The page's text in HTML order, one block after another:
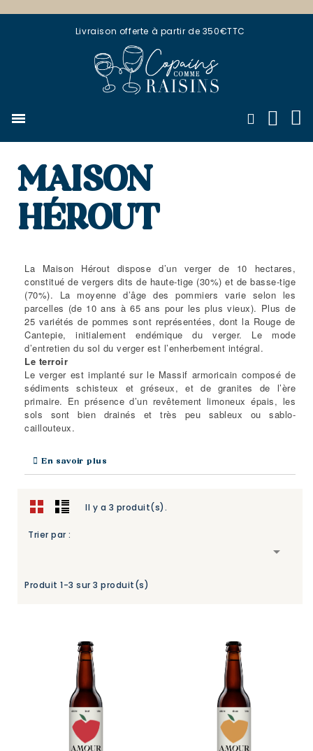
Livraison offerte à partir de 350€TTC
MAISON
HÉROUT
La Maison Hérout dispose d’un verger de 10 hectares,
constitué de vergers dits de haute-tige (30%) et de basse-tige
(70%). La moyenne d’âge des pommiers varie selon les
parcelles (de 10 ans à 65 ans pour les plus vieux). Plus de
25 variétés de pommes sont représentées, dont la Rouge de
Cantepie, initialement endémique du verger. Le mode
d’entretien du sol du verger est l’enherbement intégral.
Le terroir
Le verger est implanté sur le Massif armoricain composé de
sédiments schisteux et gréseux, et de granites de l’ère
primaire. En présence d’un revêtement limoneux épais, les
sols sont bien drainés et très peu sableux ou sablo-
caillouteux.
En savoir plus
Il y a 3 produit(s).
Trier par :

Produit 1-3 sur 3 produit(s)